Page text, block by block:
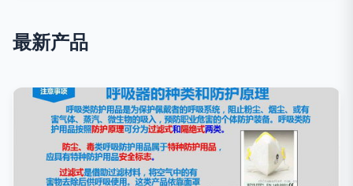
最新产品